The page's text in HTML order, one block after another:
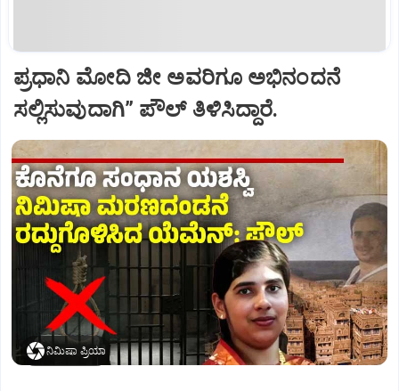
ಪ್ರಧಾನಿ ಮೋದಿ ಜೀ ಅವರಿಗೂ ಅಭಿನಂದನೆ
ಸಲ್ಲಿಸುವುದಾಗಿ” ಪೌಲ್‌ ತಿಳಿಸಿದ್ದಾರೆ.
ನಿಮಿಷಾ ಪ್ರಿಯಾ